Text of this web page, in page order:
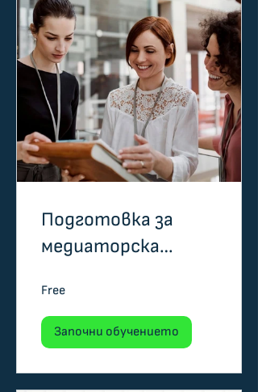
Подготовка за
медиаторска
маркетинг и
психологически
стъпки
Free
Започни обучението